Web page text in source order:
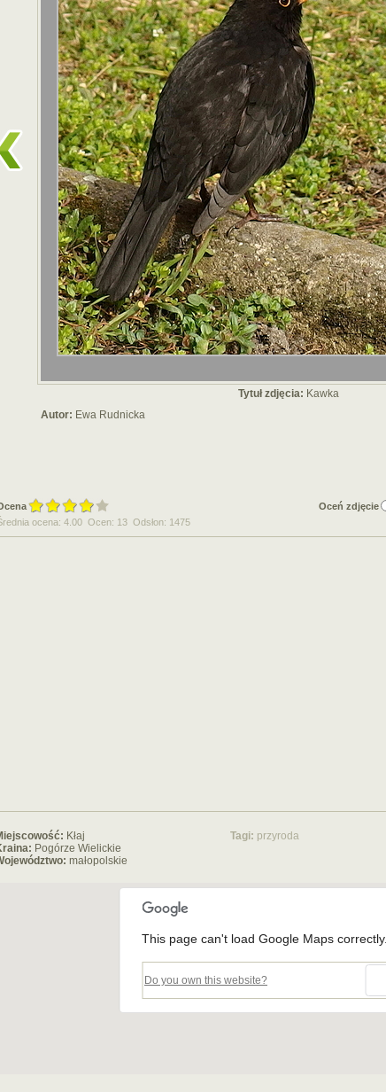
Tytuł zdjęcia: Kawka
Autor: Ewa Rudnicka
Oceń zdjęcie
ocena: 4.00 Ocen: 13 Odsłon: 1475
Kłaj
Pogórze Wielickie
małopolskie
Tagi: przyroda
This page can't load Google Maps correctly.
Do you own this website?